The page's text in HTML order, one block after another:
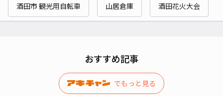
酒田市 観光用自転車 山居倉庫 酒田花火大会
おすすめ記事
でもっと見る